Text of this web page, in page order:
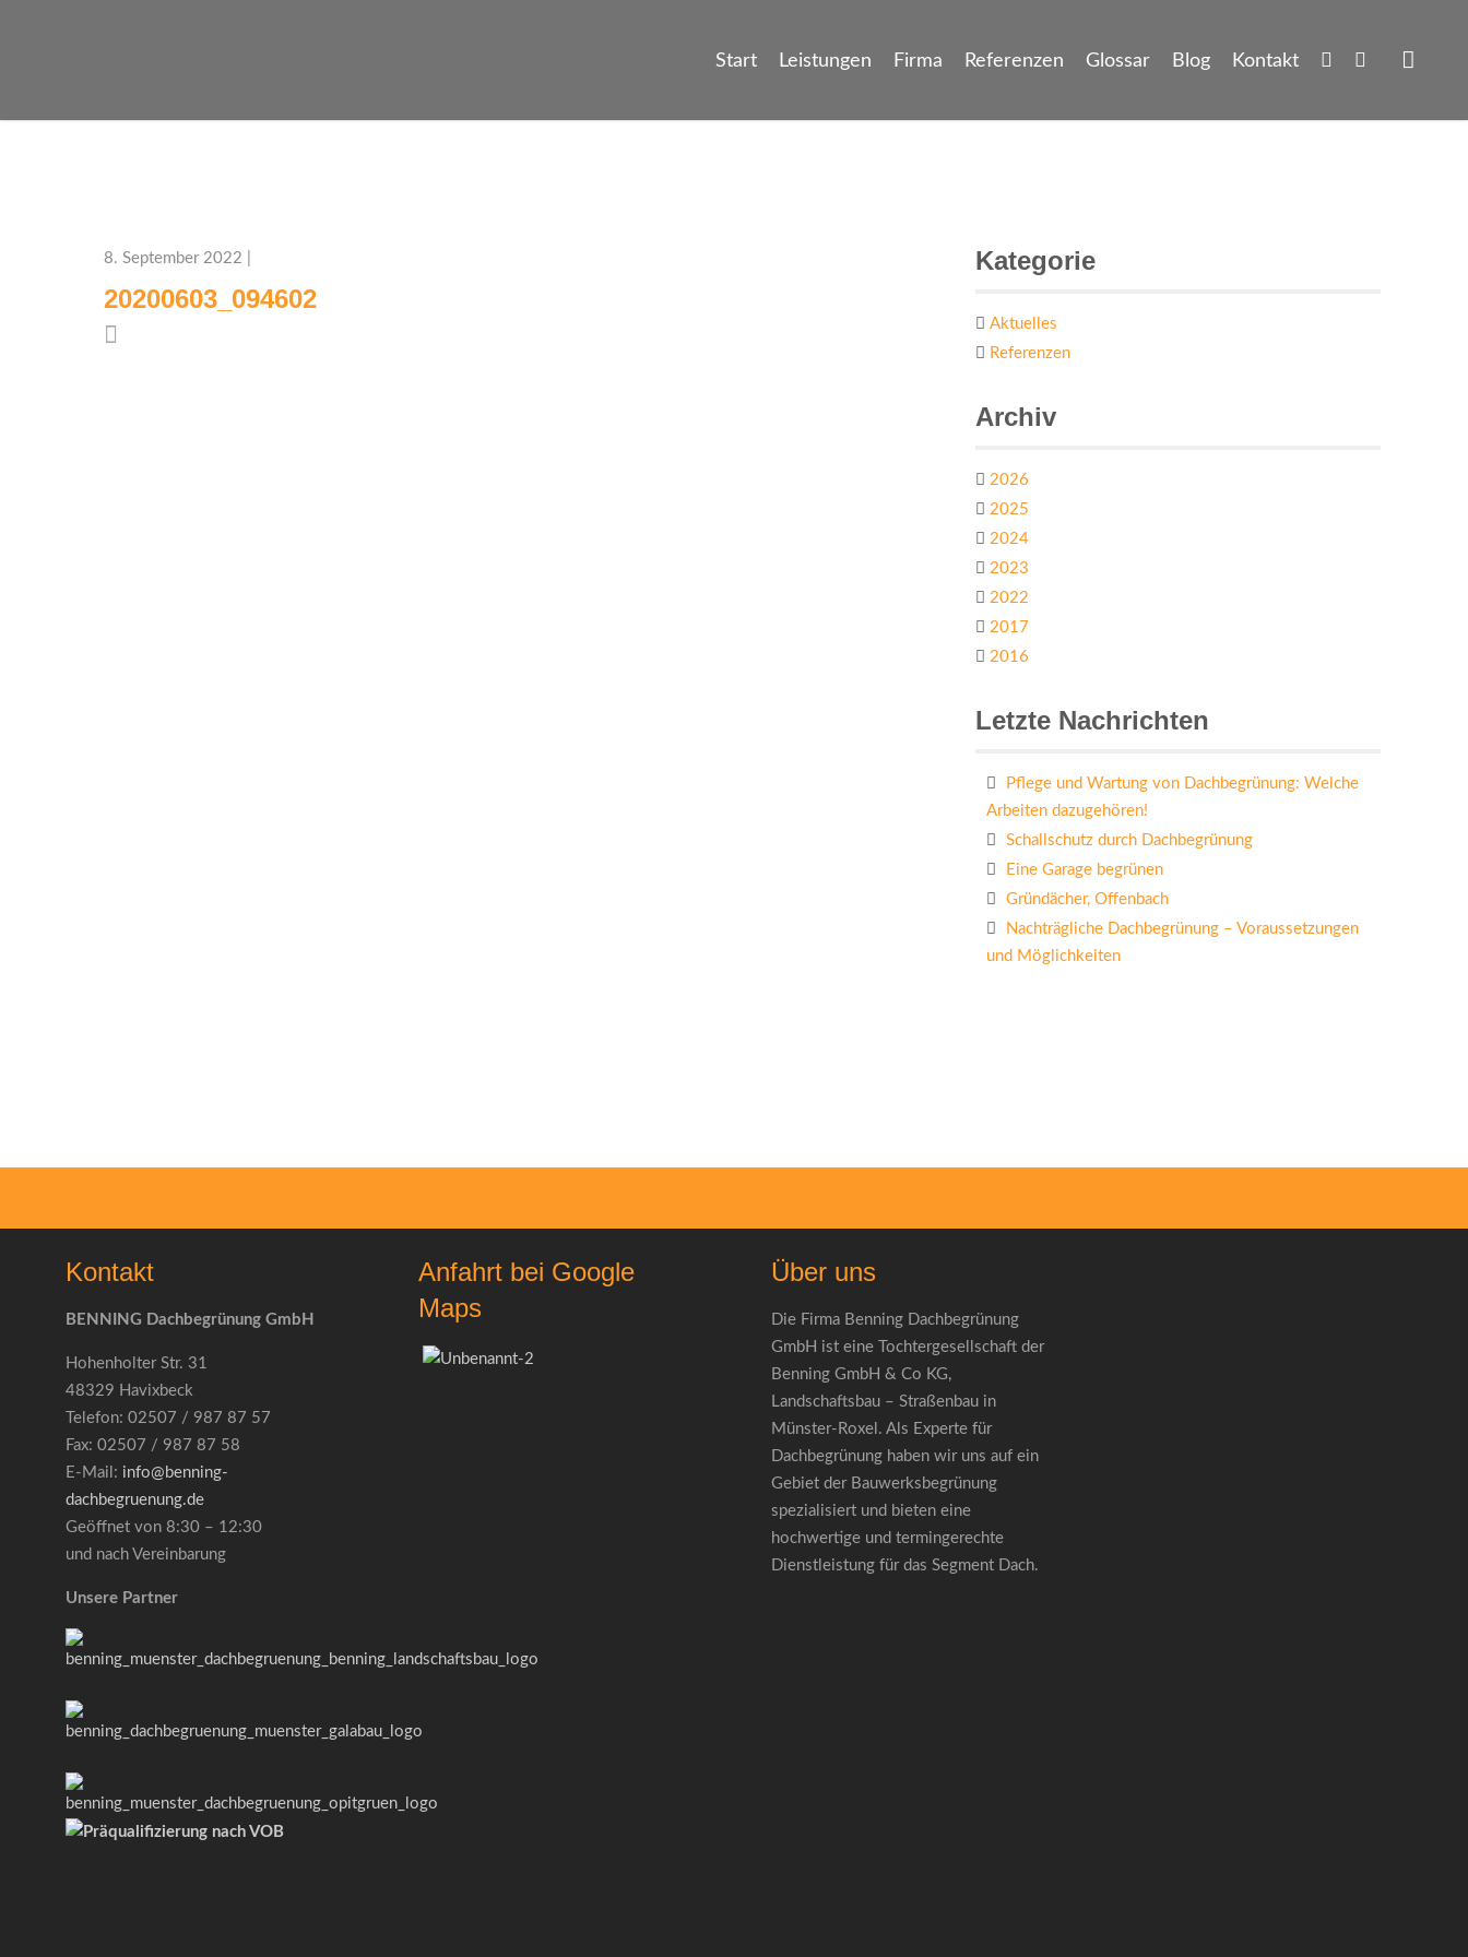
Start Leistungen Firma Referenzen Glossar Blog Kontakt
8. September 2022 |
20200603_094602
Kategorie
Aktuelles
Referenzen
Archiv
2026
2025
2024
2023
2022
2017
2016
Letzte Nachrichten
Pflege und Wartung von Dachbegrünung: Welche
Arbeiten dazugehören!
Schallschutz durch Dachbegrünung
Eine Garage begrünen
Gründächer, Offenbach
Nachträgliche Dachbegrünung – Voraussetzungen
und Möglichkeiten
Kontakt
BENNING Dachbegrünung GmbH
Hohenholter Str. 31
48329 Havixbeck
Telefon: 02507 / 987 87 57
Fax: 02507 / 987 87 58
E-Mail: info@benning-
dachbegruenung.de
Geöffnet von 8:30 – 12:30
und nach Vereinbarung
Unsere Partner
Anfahrt bei Google
Maps
Über uns
Die Firma Benning Dachbegrünung
GmbH ist eine Tochtergesellschaft der
Benning GmbH & Co KG,
Landschaftsbau – Straßenbau in
Münster-Roxel. Als Experte für
Dachbegrünung haben wir uns auf ein
Gebiet der Bauwerksbegrünung
spezialisiert und bieten eine
hochwertige und termingerechte
Dienstleistung für das Segment Dach.